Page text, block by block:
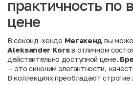
практичность по
цене
В секонд-хенде Мегахенд вы
Aleksander Korsв отличном
действительно доступной цене.
— это синоним элегантности,
В коллекциях преобладают строгие